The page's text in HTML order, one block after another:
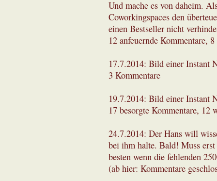
Und mache es von daheim.
Coworkingspaces den
einen Bestseller nicht
12 anfeuernde Kommentare,
17.7.2014: Bild einer Instant
3 Kommentare
19.7.2014: Bild einer Instant
17 besorgte Kommentare, 12
24.7.2014: Der Hans will
bei ihm halte. Bald! Muss
besten wenn die fehlenden
(ab hier: Kommentare